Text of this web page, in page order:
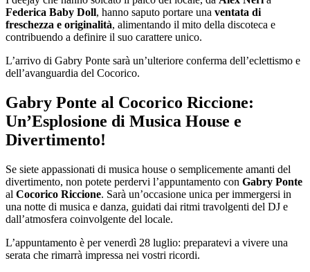
Federica Baby Doll, hanno saputo portare una ventata di
freschezza e originalità, alimentando il mito della discoteca e
contribuendo a definire il suo carattere unico.
L’arrivo di Gabry Ponte sarà un’ulteriore conferma dell’eclettismo e
dell’avanguardia del Cocorico.
Gabry Ponte al Cocorico Riccione:
Un’Esplosione di Musica House e
Divertimento!
Se siete appassionati di musica house o semplicemente amanti del
divertimento, non potete perdervi l’appuntamento con Gabry Ponte
al Cocorico Riccione. Sarà un’occasione unica per immergersi in
una notte di musica e danza, guidati dai ritmi travolgenti del DJ e
dall’atmosfera coinvolgente del locale.
L’appuntamento è per venerdì 28 luglio: preparatevi a vivere una
serata che rimarrà impressa nei vostri ricordi.